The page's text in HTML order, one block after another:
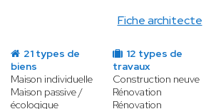
Fiche architecte
21 types de
biens
Maison individuelle
Maison passive /
écologique
12 types de
travaux
Construction neuve
Rénovation
Rénovation